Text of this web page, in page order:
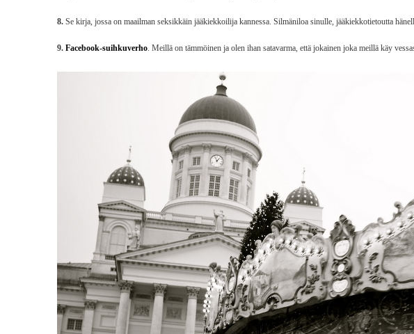
8. Se kirja, jossa on maailman seksikkäin jääkiekkoilija kannessa. Silmäniloa sinulle, jääkiekkotietoutta
9. Facebook-suihkuverho. Meillä on tämmöinen ja olen ihan satavarma, että jokainen joka meillä käy